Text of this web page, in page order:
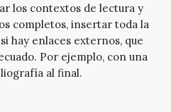
los contextos de lectura y
completos, insertar toda la
hay enlaces externos, que
Por ejemplo, con una
al final.